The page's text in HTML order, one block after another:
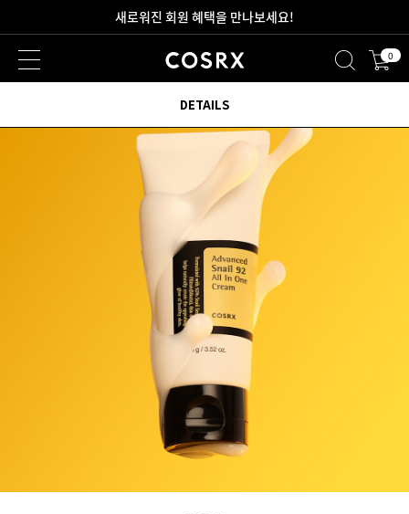
2만원 이상 무료 배송
새로워진 회원 혜택을 만나보세요! 0
DETAILS